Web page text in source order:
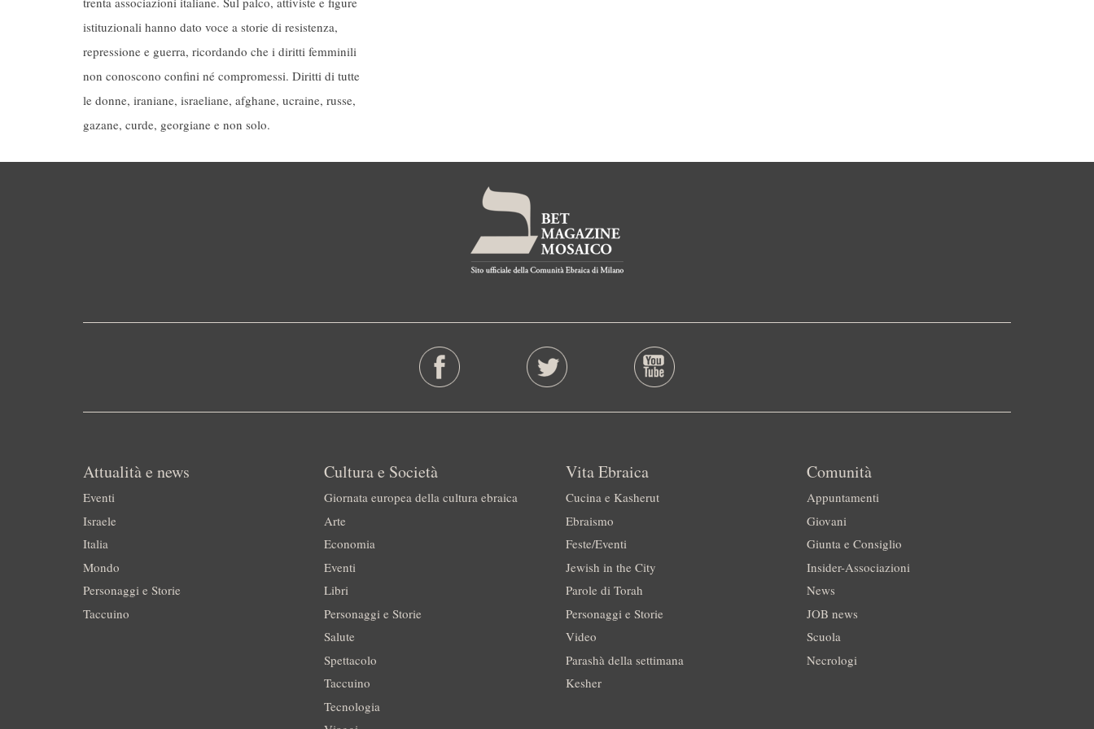
istituzionali hanno dato voce a storie di resistenza,
repressione e guerra, ricordando che i diritti femminili
non conoscono confini né compromessi. Diritti di tutte
le donne, iraniane, israeliane, afghane, ucraine, russe,
gazane, curde, georgiane e non solo.
Attualità e news
Eventi
Israele
Italia
Mondo
Personaggi e Storie
Taccuino
Cultura e Società
Giornata europea della cultura ebraica
Arte
Economia
Eventi
Libri
Personaggi e Storie
Salute
Spettacolo
Taccuino
Tecnologia
Vita Ebraica
Cucina e Kasherut
Ebraismo
Feste/Eventi
Jewish in the City
Parole di Torah
Personaggi e Storie
Video
Parashà della settimana
Kesher
Comunità
Appuntamenti
Giovani
Giunta e Consiglio
Insider-Associazioni
News
JOB news
Scuola
Necrologi